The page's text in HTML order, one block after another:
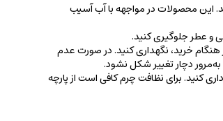
این محصولات در مواجهه با آب آسیب
و عطر جلوگیری کنید.
خرید، ‌نگهداری کنید. در صورت عدم
به‌مرور دچار تغییر شکل نشود.
کنید. برای نظافت چرم کافی است از پارچه‌